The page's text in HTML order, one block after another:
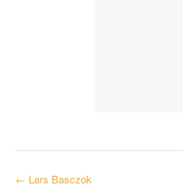
Post
← Lars Basczok